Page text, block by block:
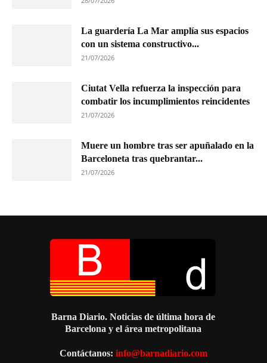
La guardería La Mar amplía sus espacios
con un sistema constructivo...
21/07/2026
Ciutat Vella refuerza la inspección para
combatir los incumplimientos reincidentes
21/07/2026
Muere un hombre tras ser apuñalado en la
Barceloneta tras quebrantar...
21/07/2026
Barna Diario. Noticias de última hora de
Barcelona y el área metropolitana
Contáctanos: info@barnadiario.com